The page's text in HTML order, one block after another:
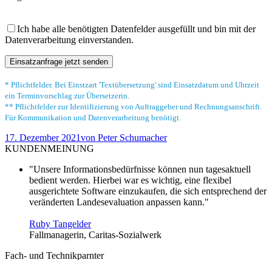
Ich habe alle benötigten Datenfelder ausgefüllt und bin mit der
Datenverarbeitung einverstanden.
* Pflichtfelder. Bei Einstzart 'Textübersetzung' sind Einsatzdatum und Uhrzeit
ein Terminvorschlag zur Übersetzerin.
** Pflichtfelder zur Identifizierung von Auftraggeber und Rechnungsanschrift.
Für Kommunikation und Datenverarbeitung benötigt.
17. Dezember 2021von Peter Schumacher
KUNDENMEINUNG
"Unsere Informationsbedürfnisse können nun tagesaktuell
bedient werden. Hierbei war es wichtig, eine flexibel
ausgerichtete Software einzukaufen, die sich entsprechend der
veränderten Landesevaluation anpassen kann."
Ruby Tangelder
Fallmanagerin, Caritas-Sozialwerk
Fach- und Technikparnter